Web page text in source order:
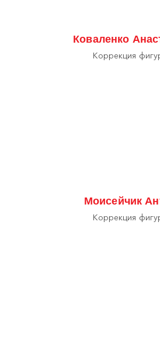
Коваленко
Коррекция
Моисейчик
Коррекция